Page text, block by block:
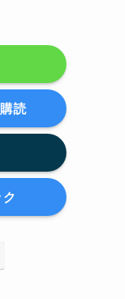
読